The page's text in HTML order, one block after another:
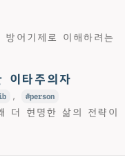
어기제로 이해하려는
이타주의자
, person
더 현명한 삶의 전략이